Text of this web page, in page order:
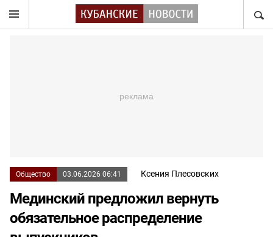
Общество 03.06.2026 06:41 Ксения Плесовских
Мединский предложил вернуть
обязательное распределение